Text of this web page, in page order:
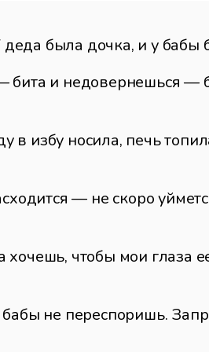
была дочка, и у бабы
и недовернешься —
избу носила, печь
— не скоро
чтобы мои глаза
не переспоришь.